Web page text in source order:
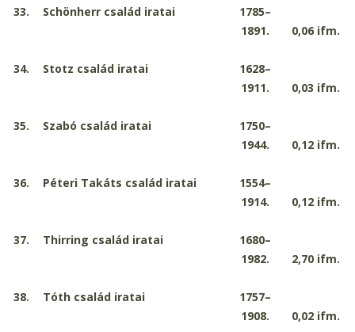
33. Schönherr család iratai
1785–
1891.
0,06 ifm.
34. Stotz család iratai
1628–
1911.
0,03 ifm.
35. Szabó család iratai
1750–
1944.
0,12 ifm.
36. Péteri Takáts család iratai
1554–
1914.
0,12 ifm.
37. Thirring család iratai
1680–
1982.
2,70 ifm.
38. Tóth család iratai
1757–
1908.
0,02 ifm.